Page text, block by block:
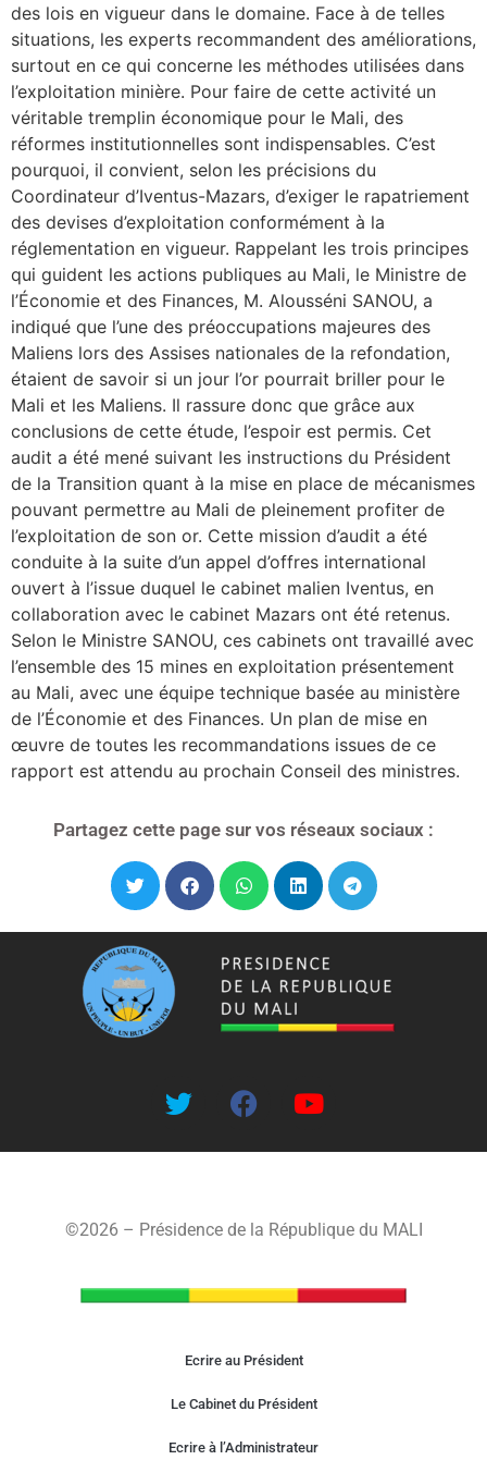
des lois en vigueur dans le domaine. Face à de telles
situations, les experts recommandent des améliorations,
surtout en ce qui concerne les méthodes utilisées dans
l’exploitation minière. Pour faire de cette activité un
véritable tremplin économique pour le Mali, des
réformes institutionnelles sont indispensables. C’est
pourquoi, il convient, selon les précisions du
Coordinateur d’Iventus-Mazars, d’exiger le rapatriement
des devises d’exploitation conformément à la
réglementation en vigueur. Rappelant les trois principes
qui guident les actions publiques au Mali, le Ministre de
l’Économie et des Finances, M. Alousséni SANOU, a
indiqué que l’une des préoccupations majeures des
Maliens lors des Assises nationales de la refondation,
étaient de savoir si un jour l’or pourrait briller pour le
Mali et les Maliens. Il rassure donc que grâce aux
conclusions de cette étude, l’espoir est permis. Cet
audit a été mené suivant les instructions du Président
de la Transition quant à la mise en place de mécanismes
pouvant permettre au Mali de pleinement profiter de
l’exploitation de son or. Cette mission d’audit a été
conduite à la suite d’un appel d’offres international
ouvert à l’issue duquel le cabinet malien Iventus, en
collaboration avec le cabinet Mazars ont été retenus.
Selon le Ministre SANOU, ces cabinets ont travaillé avec
l’ensemble des 15 mines en exploitation présentement
au Mali, avec une équipe technique basée au ministère
de l’Économie et des Finances. Un plan de mise en
œuvre de toutes les recommandations issues de ce
rapport est attendu au prochain Conseil des ministres.
Partagez cette page sur vos réseaux sociaux :
©2026 – Présidence de la République du MALI
Ecrire au Président
Le Cabinet du Président
Ecrire à l’Administrateur